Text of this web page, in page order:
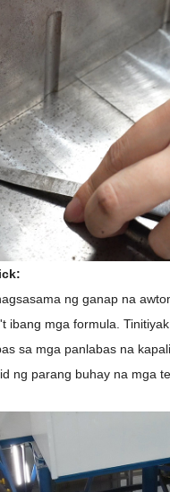
ng ganap na
ibang mga formula.
sa mga panlabas na
ng parang buhay na mga